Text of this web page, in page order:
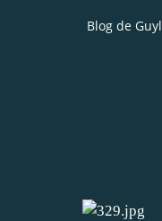
Blog de Guyl